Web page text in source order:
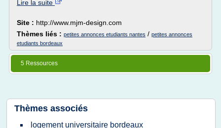
Lire la suite
Site : http://www.mjm-design.com
Thèmes liés : petites annonces etudiants nantes / petites annonces
etudiants bordeaux
5 Ressources
Thèmes associés
logement universitaire bordeaux